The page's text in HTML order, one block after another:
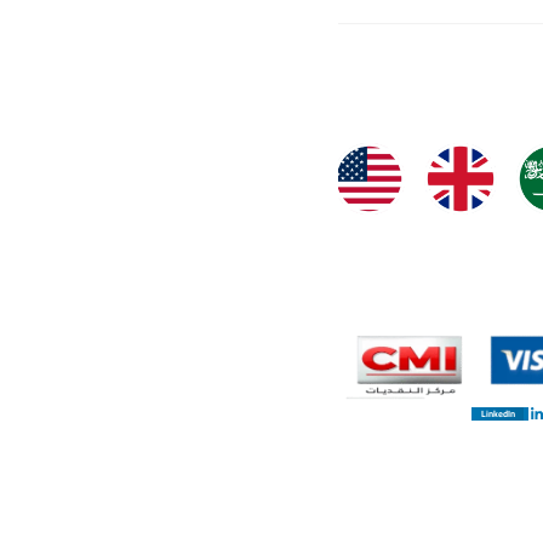
LinkedIn